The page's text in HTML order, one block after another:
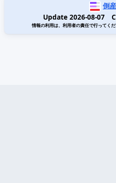
倒
Update 2026-08-07
情報の利用は、利用者の責任で行ってく